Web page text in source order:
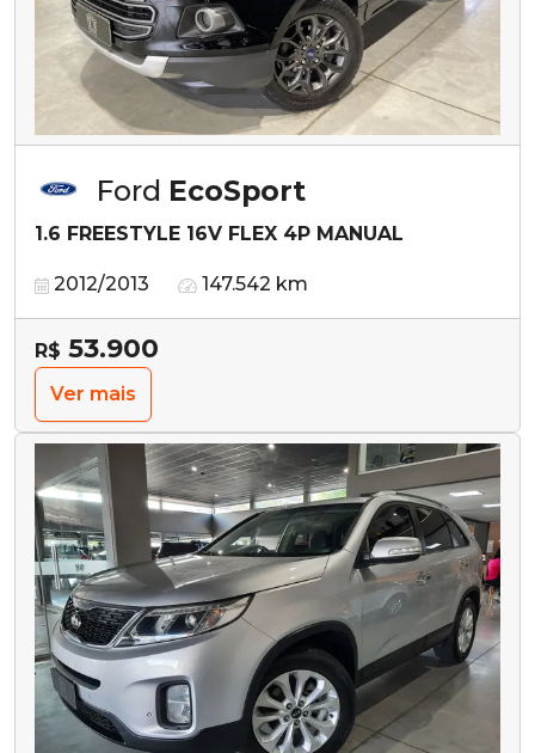
Ford EcoSport
1.6 FREESTYLE 16V FLEX 4P MANUAL
2012/2013 147.542 km
R$ 53.900
Ver mais